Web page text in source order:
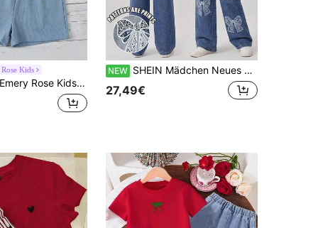
Kids
Emery Rose Kids Emery Rose Kids Tank Top Und Shorts Mit Knoten Taille Für Tween Girls
NEW SHEIN Mädchen Neues graues lässiges lockeres Sweatshirt mit Schleifenmuster und lockere gerade geschnittene Denim-Jeans mit Schmetterlingsmuster 2-teiliges Set, vielseitiges lässiges Outfit mit passenden Elementen, perfekt für Frühling/Herbst Ausflüge, Fotoshootings und Campus-Kleidung
27,49€